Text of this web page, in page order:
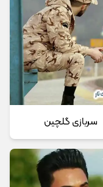
سربازی گلچین